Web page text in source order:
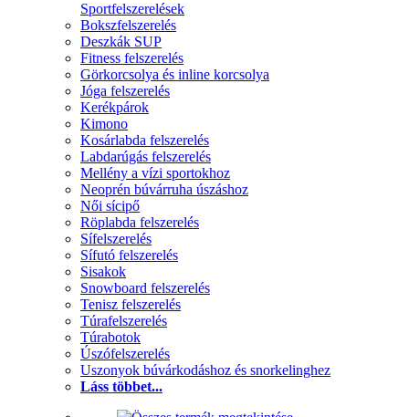
Sportfelszerelések
Bokszfelszerelés
Deszkák SUP
Fitness felszerelés
Görkorcsolya és inline korcsolya
Jóga felszerelés
Kerékpárok
Kimono
Kosárlabda felszerelés
Labdarúgás felszerelés
Mellény a vízi sportokhoz
Neoprén búvárruha úszáshoz
Női sícipő
Röplabda felszerelés
Sífelszerelés
Sífutó felszerelés
Sisakok
Snowboard felszerelés
Tenisz felszerelés
Túrafelszerelés
Túrabotok
Úszófelszerelés
Uszonyok búvárkodáshoz és snorkelinghez
Láss többet...